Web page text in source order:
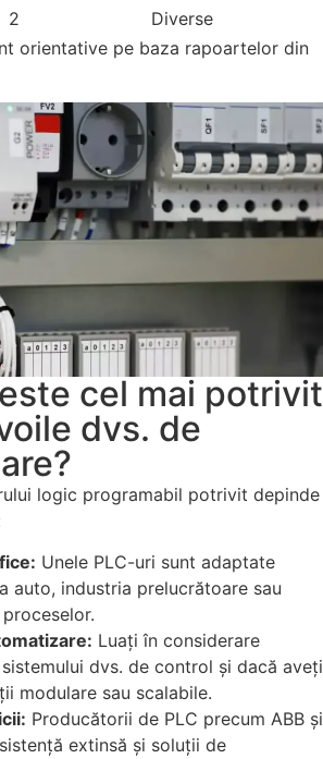
2
Diverse
orientative pe baza rapoartelor din
cel mai potrivit
dvs. de
logic programabil potrivit depinde
Unele PLC-uri sunt adaptate
auto, industria prelucrătoare sau
Luați în considerare
dvs. de control și dacă aveți
modulare sau scalabile.
Producătorii de PLC precum ABB și
extinsă și soluții de